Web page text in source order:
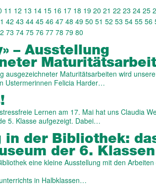
11 12 13 14 15 16 17 18 19 20 21 22 23 24 25
42 43 44 45 46 47 48 49 50 51 52 53 54 55 56
73 74 75 76 77 78 79 80
– Ausstellung
ausgezeichneter Maturitätsarbeiten wird
Ustermerinnen Felicia Harder…
Lernen am 17. Mai hat uns Claudia
5. Klasse aufgezeigt. Dabei…
in der Bibliothek:
der 6. Klassen
eine kleine Ausstellung mit den
in Halbklassen…